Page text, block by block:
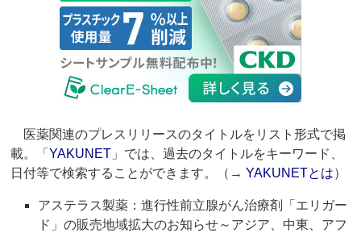
医薬関連のプレスリリースのタイトルをリスト形式で掲
載。「YAKUNET 」では、過去のタイトルをキーワード、
日付等で検索することができます。（→YAKUNETとは）
アステラス製薬：進行性前立腺がん治療剤「エリガー
ド」の販売地域拡大のお知らせ～アジア、中東、アフ